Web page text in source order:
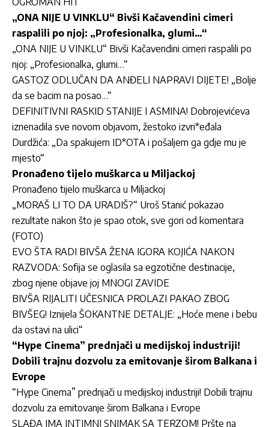
„ONA NIJE U VINKLU“ Bivši Kačavendini cimeri
raspalili po njoj: „Profesionalka, glumi…“
„ONA NIJE U VINKLU“ Bivši Kačavendini cimeri raspalili po
njoj: „Profesionalka, glumi…“
GASTOZ ODLUČAN DA ANĐELI NAPRAVI DIJETE! „Bolje
da se bacim na posao…“
DEFINITIVNI RASKID STANIJE I ASMINA! Dobrojevićeva
iznenadila sve novom objavom, žestoko izvri*eđala
Durdžića: „Da spakujem ID*OTA i pošaljem ga gdje mu je
mjesto“
Pronađeno tijelo muškarca u Miljackoj
Pronađeno tijelo muškarca u Miljackoj
„MORAŠ LI TO DA URADIŠ?“ Uroš Stanić pokazao
rezultate nakon što je spao otok, sve gori od komentara
(FOTO)
EVO ŠTA RADI BIVŠA ŽENA IGORA KOJIĆA NAKON
RAZVODA: Sofija se oglasila sa egzotične destinacije,
zbog njene objave joj MNOGI ZAVIDE
BIVŠA RIJALITI UČESNICA PROLAZI PAKAO ZBOG
BIVŠEG! Iznijela ŠOKANTNE DETALJE: „Hoće mene i bebu
da ostavi na ulici“
“Hype Cinema” prednjači u medijskoj industriji!
Dobili trajnu dozvolu za emitovanje širom Balkana i
Evrope
“Hype Cinema” prednjači u medijskoj industriji! Dobili trajnu
dozvolu za emitovanje širom Balkana i Evrope
SLAĐA IMA INTIMNI SNIMAK SA TERZOM! Pršte na